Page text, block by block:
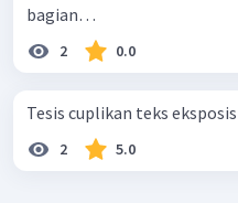
bagian…
2 0.0
Tesis cuplikan teks
2 5.0